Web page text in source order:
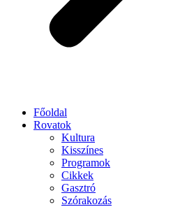
Főoldal
Rovatok
Kultura
Kisszínes
Programok
Cikkek
Gasztró
Szórakozás